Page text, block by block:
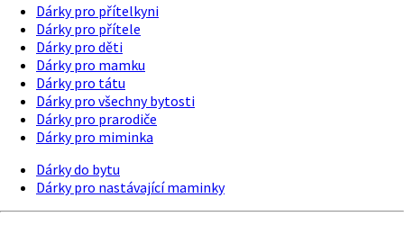
Dárky pro přítelkyni
Dárky pro přítele
Dárky pro děti
Dárky pro mamku
Dárky pro tátu
Dárky pro všechny bytosti
Dárky pro prarodiče
Dárky pro miminka
Dárky do bytu
Dárky pro nastávající maminky